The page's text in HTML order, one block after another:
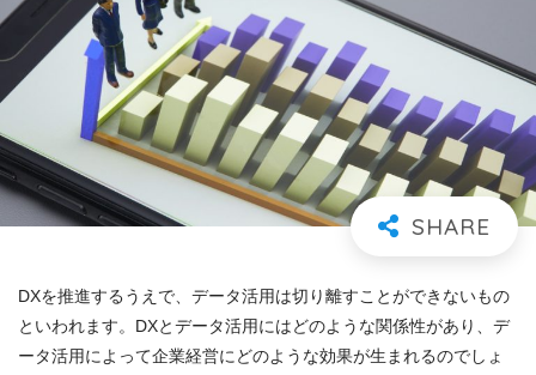
DXを推進するうえで、データ活用は切り離すことができないもの
といわれます。DXとデータ活用にはどのような関係性があり、デ
ータ活用によって企業経営にどのような効果が生まれるのでしょ